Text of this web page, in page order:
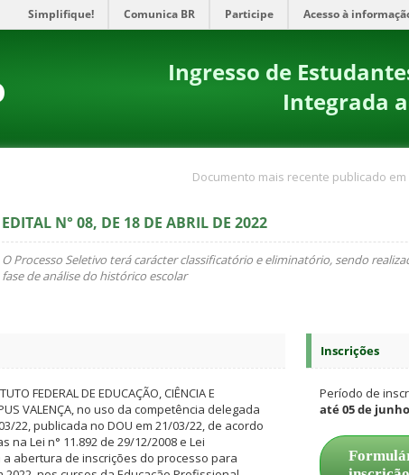
Simplifique! Comunica BR Participe Acesso à
Ingresso de
Integrada
Documento mais recente publicado em
EDITAL N° 08, DE 18 DE ABRIL DE 2022
O Processo Seletivo terá carácter classificatório e eliminatório, sendo
fase de análise do histórico escolar
FEDERAL DE EDUCAÇÃO, CIÊNCIA E
VALENÇA, no uso da competência delegada
22, publicada no DOU em 21/03/22, de acordo
na Lei n° 11.892 de 29/12/2008 e Lei
a abertura de inscrições do processo para
Inscrições
Período de
até 05 de junho